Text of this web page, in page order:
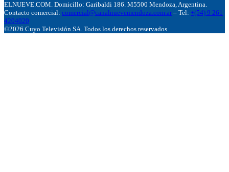
ELNUEVE.COM. Domicillo: Garibaldi 186. M5500 Mendoza, Argentina.
Contacto comercial: comercial@canalnuevemendoza.com.ar – Tel: +(54) 9 261
4204020
©2026 Cuyo Televisión SA. Todos los derechos reservados